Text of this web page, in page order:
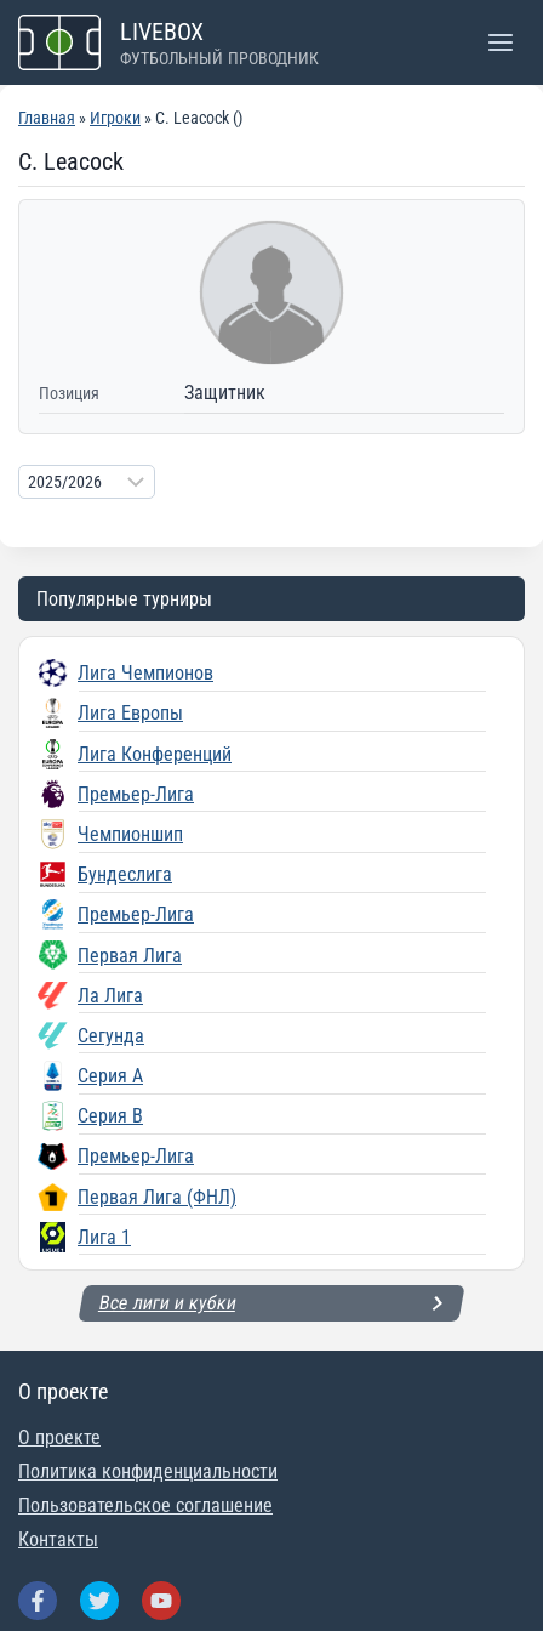
Перейти
содержимому
LIVEBOX
ФУТБОЛЬНЫЙ ПРОВОДНИК
Главная » Игроки » C. Leacock ()
C. Leacock
Позиция Защитник
Популярные турниры
Лига Чемпионов
Лига Европы
Лига Конференций
Премьер-Лига
Чемпионшип
Бундеслига
Премьер-Лига
Первая Лига
Ла Лига
Сегунда
Серия A
Серия B
Премьер-Лига
Первая Лига (ФНЛ)
Лига 1
Все лиги и кубки
О проекте
О проекте
Политика конфиденциальности
Пользовательское соглашение
Контакты